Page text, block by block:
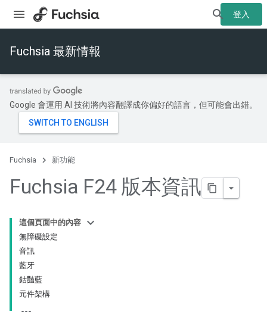
登入
Fuchsia 最新情報
Google 會運用 AI 技術將內容翻譯成你偏好的語言，但可能會出錯。
Fuchsia 新功能
Fuchsia F24 版本資訊
這個頁面中的內容
無障礙設定
音訊
藍牙
鈷豔藍
元件架構